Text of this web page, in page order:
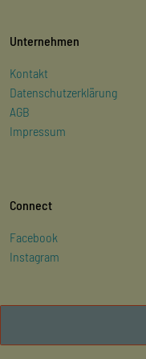
Unternehmen
Kontakt
Datenschutzerklärung
AGB
Impressum
Connect
Facebook
Instagram